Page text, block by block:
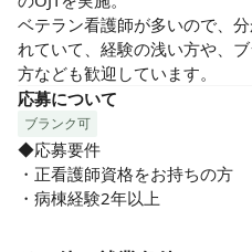
ベテラン看護師が多いので、
れていて、経験の浅い方や、
方なども歓迎しています。
応募について
ブランク可
◆応募要件
・正看護師資格をお持ちの方
・病棟経験2年以上